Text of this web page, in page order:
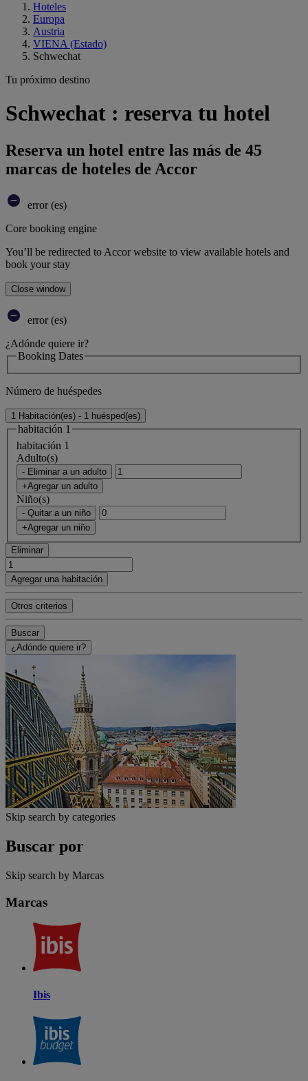
Hoteles
Europa
Austria
VIENA (Estado)
Schwechat
Tu próximo destino
Schwechat : reserva tu hotel
Reserva un hotel entre las más de 45
marcas de hoteles de Accor
error (es)
Core booking engine
You’ll be redirected to Accor website to view available hotels and
book your stay
Close window
error (es)
¿Adónde quiere ir?
Booking Dates
Número de huéspedes
1 Habitación(es) - 1 huésped(es)
habitación 1
habitación 1
Adulto(s)
- Eliminar a un adulto
+Agregar un adulto
Niño(s)
- Quitar a un niño
+Agregar un niño
Eliminar
Agregar una habitación
Otros criterios
Buscar
¿Adónde quiere ir?
Skip search by categories
Buscar por
Skip search by Marcas
Marcas
Ibis